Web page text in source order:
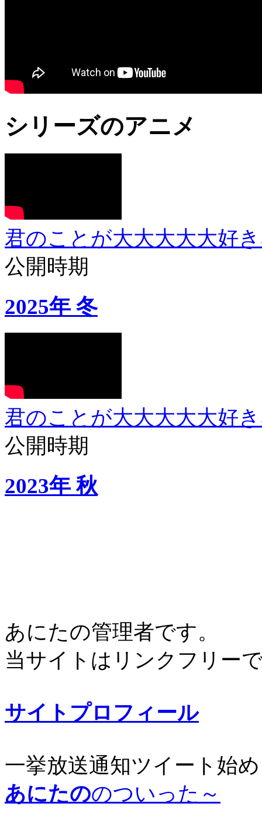
シリーズのアニメ
君のことが大大大大大好
公開時期
2025年 冬
君のことが大大大大大好
公開時期
2023年 秋
あにたの管理者です。
当サイトはリンクフリー
サイトプロフィール
一挙放送通知ツイート始
あにたののついった～